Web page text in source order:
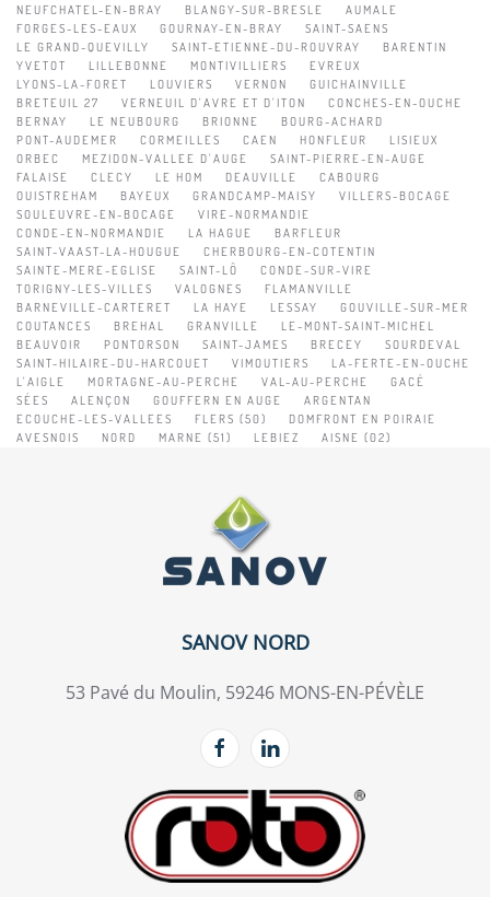
NEUFCHATEL-EN-BRAY
BLANGY-SUR-BRESLE
AUMALE
FORGES-LES-EAUX
GOURNAY-EN-BRAY
SAINT-SAENS
LE GRAND-QUEVILLY
SAINT-ETIENNE-DU-ROUVRAY
BARENTIN
YVETOT
LILLEBONNE MONTIVILLIERS
EVREUX
LYONS-LA-FORET
LOUVIERS VERNON
GUICHAINVILLE
BRETEUIL 27
VERNEUIL D'AVRE ET D'ITON
CONCHES-EN-OUCHE
BERNAY
LE NEUBOURG BRIONNE
BOURG-ACHARD
PONT-AUDEMER
CORMEILLES CAEN HONFLEUR
LISIEUX
ORBEC
MEZIDON-VALLEE D'AUGE
SAINT-PIERRE-EN-AUGE
FALAISE
CLECY LE HOM DEAUVILLE
CABOURG
OUISTREHAM
BAYEUX GRANDCAMP-MAISY
VILLERS-BOCAGE
SOULEUVRE-EN-BOCAGE
VIRE-NORMANDIE
CONDE-EN-NORMANDIE
LA HAGUE
BARFLEUR
SAINT-VAAST-LA-HOUGUE
CHERBOURG-EN-COTENTIN
SAINTE-MERE-EGLISE
SAINT-LÔ
CONDE-SUR-VIRE
TORIGNY-LES-VILLES
VALOGNES
FLAMANVILLE
BARNEVILLE-CARTERET
LA HAYE LESSAY
GOUVILLE-SUR-MER
COUTANCES
BREHAL GRANVILLE
LE-MONT-SAINT-MICHEL
BEAUVOIR
PONTORSON SAINT-JAMES BRECEY
SOURDEVAL
SAINT-HILAIRE-DU-HARCOUET
VIMOUTIERS
LA-FERTE-EN-OUCHE
L'AIGLE
MORTAGNE-AU-PERCHE VAL-AU-PERCHE
GACÉ
SÉES
ALENÇON GOUFFERN EN AUGE
ARGENTAN
ECOUCHE-LES-VALLEES
FLERS (50)
DOMFRONT EN POIRAIE
AVESNOIS
NORD MARNE (51) LEBIEZ AISNE (02)
SANOV NORD
53 Pavé du Moulin, 59246 MONS-EN-PÉVÈLE